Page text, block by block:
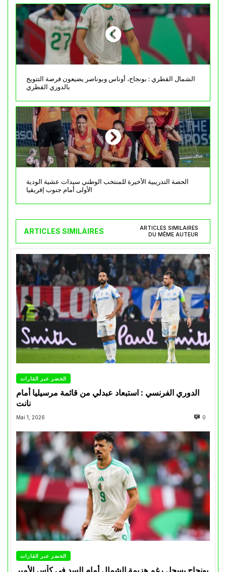
الشمال القطري : بونجاح، أوناس وبوناصر يضيعون فرصة التتويج
بالدوري القطري
الحصة التدريبية الأخيرة للمنتخب الوطني سيدات عشية الودية
الأولى أمام جنوب إفريقيا
ARTICLES SIMILAIRES
ARTICLES SIMILAIRES
DU MÊME AUTEUR
الخضر عبر القارات
الدوري الفرنسي : استبعاد عبدلي من قائمة مرسيليا أمام
نانت
Mai 1, 2026 0
الخضر عبر القارات
بونجاح يسجل رغم هزيمة الشمال أمام السد في كأس الأمير